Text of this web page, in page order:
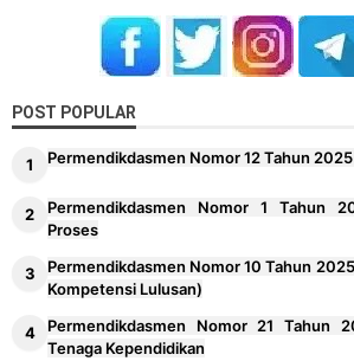
POST POPULAR
Permendikdasmen Nomor 12 Tahun
Permendikdasmen Nomor 1 Tahun
Proses
Permendikdasmen Nomor 10 Tahun
Kompetensi Lulusan)
Permendikdasmen Nomor 21 Tahun
Tenaga Kependidikan